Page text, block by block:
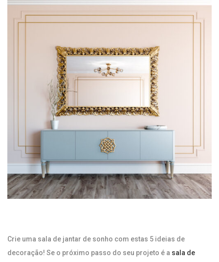
Crie uma sala de jantar de sonho com estas 5 ideias de
decoração! Se o próximo passo do seu projeto é a sala de